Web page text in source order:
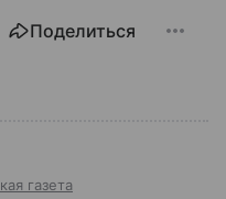
Поделиться
газета